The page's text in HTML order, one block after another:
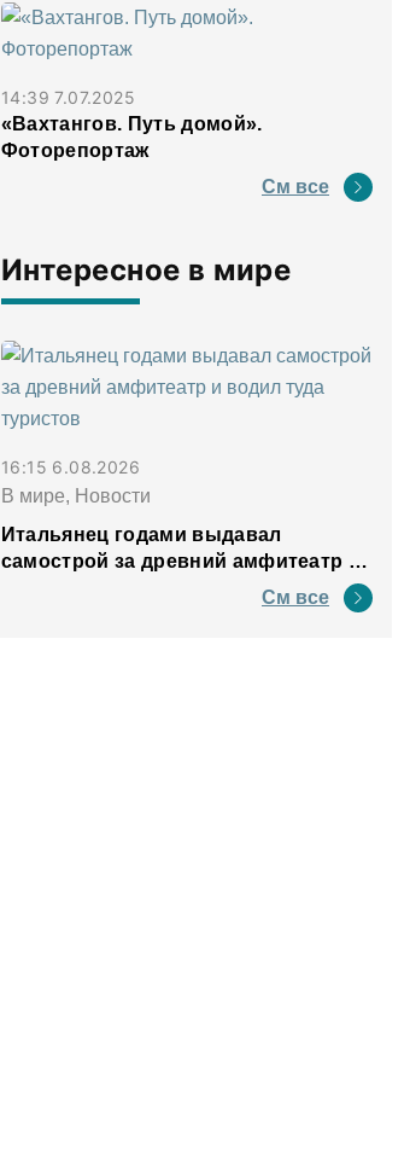
14:39 7.07.2025
«Вахтангов. Путь домой».
Фоторепортаж
См все
Интересное в мире
16:15 6.08.2026
В мире, Новости
Итальянец годами выдавал
самострой за древний амфитеатр и
См все